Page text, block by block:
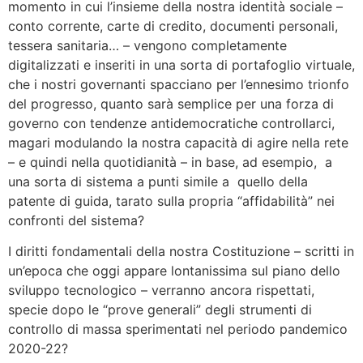
momento in cui l’insieme della nostra identità sociale –
conto corrente, carte di credito, documenti personali,
tessera sanitaria… – vengono completamente
digitalizzati e inseriti in una sorta di portafoglio virtuale,
che i nostri governanti spacciano per l’ennesimo trionfo
del progresso, quanto sarà semplice per una forza di
governo con tendenze antidemocratiche controllarci,
magari modulando la nostra capacità di agire nella rete
– e quindi nella quotidianità – in base, ad esempio, a
una sorta di sistema a punti simile a quello della
patente di guida, tarato sulla propria “affidabilità” nei
confronti del sistema?
I diritti fondamentali della nostra Costituzione – scritti in
un’epoca che oggi appare lontanissima sul piano dello
sviluppo tecnologico – verranno ancora rispettati,
specie dopo le “prove generali” degli strumenti di
controllo di massa sperimentati nel periodo pandemico
2020-22?